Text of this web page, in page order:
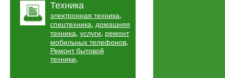
Техника
электронная техника,
спецтехника, домашняя
техника, услуги, ремонт
мобильных телефонов,
Ремонт бытовой
техники,